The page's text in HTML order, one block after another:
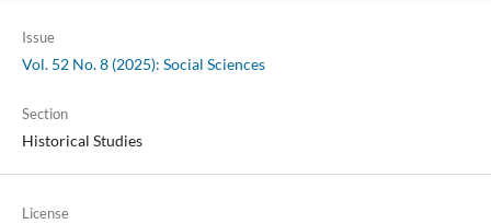
Issue
Vol. 52 No. 8 (2025): Social Sciences
Section
Historical Studies
License